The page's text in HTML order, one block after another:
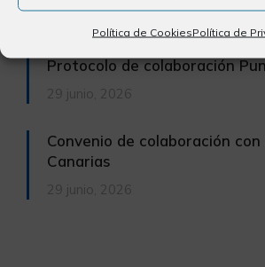
Política de CookiesPolítica de
Protocolo de colaboración
29 junio, 2026
Convenio de colaboración con
Canarias
29 junio, 2026